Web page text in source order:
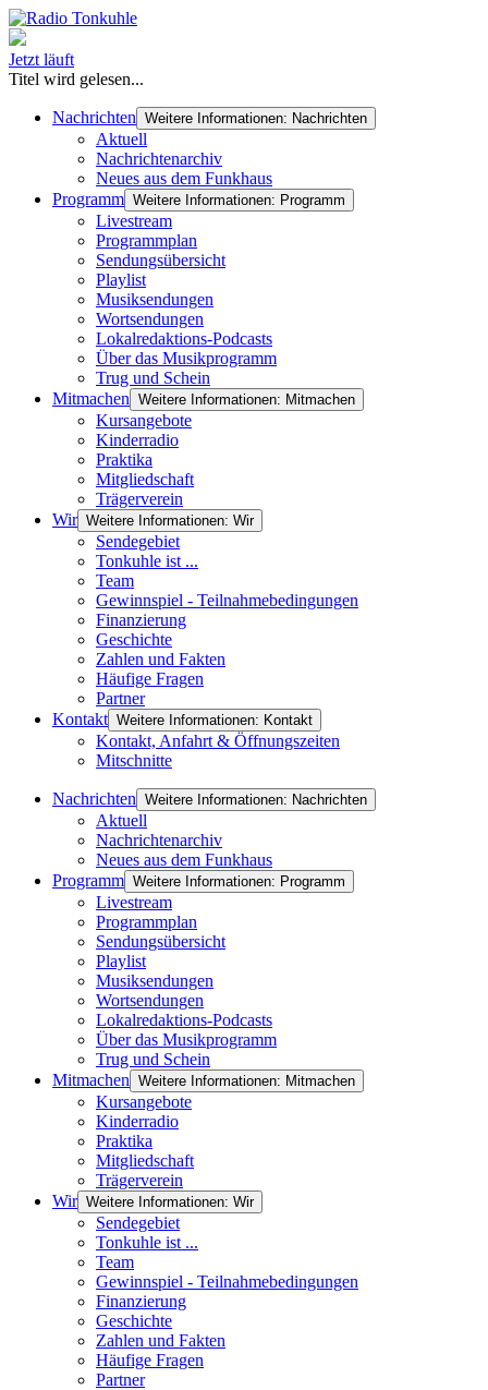
Jetzt läuft
Titel wird gelesen...
Nachrichten Weitere Informationen: Nachrichten
Aktuell
Nachrichtenarchiv
Neues aus dem Funkhaus
Programm Weitere Informationen: Programm
Livestream
Programmplan
Sendungsübersicht
Playlist
Musiksendungen
Wortsendungen
Lokalredaktions-Podcasts
Über das Musikprogramm
Trug und Schein
Mitmachen Weitere Informationen: Mitmachen
Kursangebote
Kinderradio
Praktika
Mitgliedschaft
Trägerverein
Wir Weitere Informationen: Wir
Sendegebiet
Tonkuhle ist ...
Team
Gewinnspiel - Teilnahmebedingungen
Finanzierung
Geschichte
Zahlen und Fakten
Häufige Fragen
Partner
Kontakt Weitere Informationen: Kontakt
Kontakt, Anfahrt & Öffnungszeiten
Mitschnitte
Nachrichten Weitere Informationen: Nachrichten
Aktuell
Nachrichtenarchiv
Neues aus dem Funkhaus
Programm Weitere Informationen: Programm
Livestream
Programmplan
Sendungsübersicht
Playlist
Musiksendungen
Wortsendungen
Lokalredaktions-Podcasts
Über das Musikprogramm
Trug und Schein
Mitmachen Weitere Informationen: Mitmachen
Kursangebote
Kinderradio
Praktika
Mitgliedschaft
Trägerverein
Wir Weitere Informationen: Wir
Sendegebiet
Tonkuhle ist ...
Team
Gewinnspiel - Teilnahmebedingungen
Finanzierung
Geschichte
Zahlen und Fakten
Häufige Fragen
Partner